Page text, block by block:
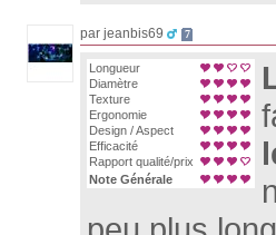
par jeanbis69 7
Longueur
Diamètre
Texture
Ergonomie
Design / Aspect
Efficacité
Rapport qualité/prix
Note Générale